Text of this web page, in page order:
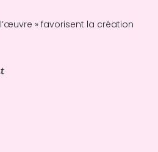
» favorisent la création